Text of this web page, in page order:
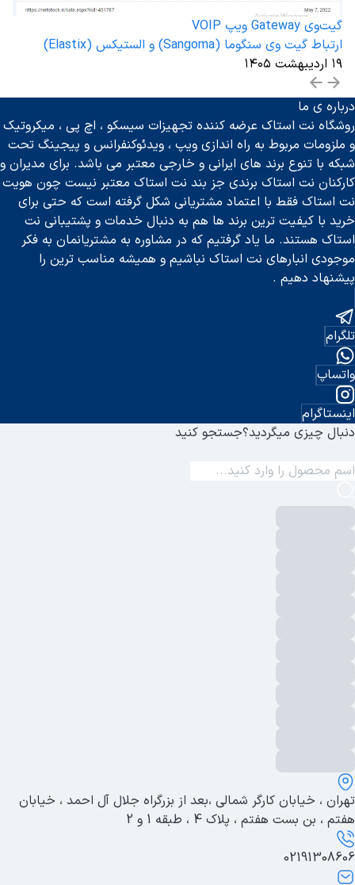
گیت‌وی Gateway ویپ VOIP
ارتباط گیت وی سنگوما (Sangoma) و الستیکس (Elastix)
۱۹ اردیبهشت ۱۴۰۵
درباره ی ما
روشگاه نت استاک عرضه کننده تجهیزات سیسکو ، اچ پی ، میکروتیک
و ملزومات مربوط به راه اندازی ویپ ، ویدئوکنفرانس و پیجینگ تحت
شبکه با تنوع برند های ایرانی و خارجی معتبر می باشد. برای مدیران و
کارکنان نت استاک برندی جز بند نت استاک معتبر نیست چون هویت
نت استاک فقط با اعتماد مشتریانی شکل گرفته است که حتی برای
خرید با کیفیت ترین برند ها هم به دنبال خدمات و پشتیبانی نت
استاک هستند. ما یاد گرفتیم که در مشاوره به مشتریانمان به فکر
موجودی انبارهای نت استاک نباشیم و همیشه مناسب ترین را
پیشنهاد دهیم .
تلگرام
واتساپ
اینستاگرام
دنبال چیزی میگردید؟جستجو کنید
تهران ، خیابان کارگر شمالی ،بعد از بزرگراه جلال آل احمد ، خیابان
هفتم ، بن بست هفتم ، پلاک 4 ، طبقه 1 و 2
02191308606